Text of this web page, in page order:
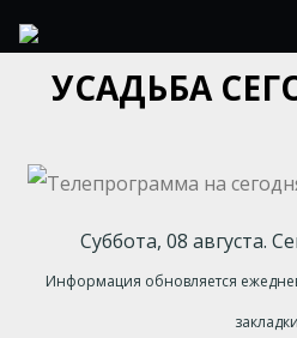
УСАДЬБА
Суббота, 08 августа.
Информация обновляется